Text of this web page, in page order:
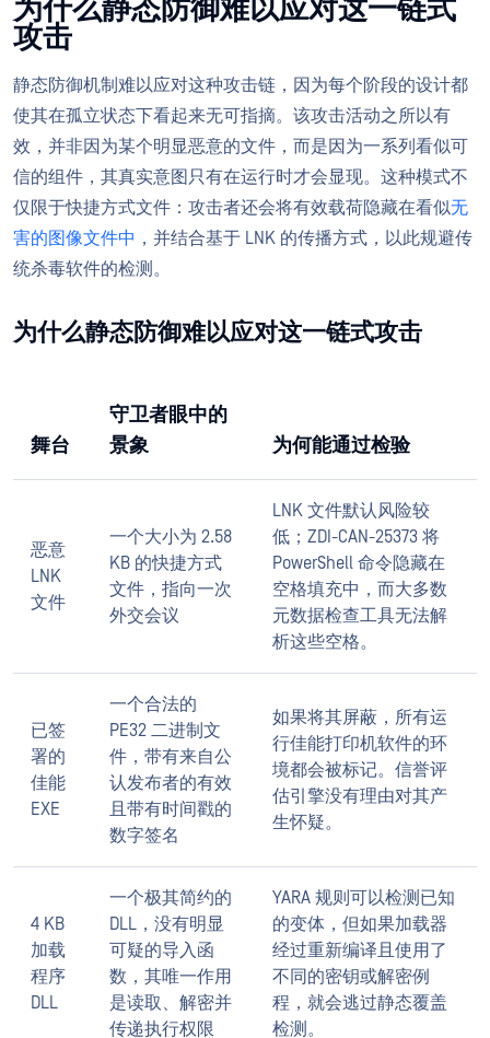
为什么静态防御难以应对这一链式
攻击
静态防御机制难以应对这种攻击链，因为每个阶段的设计都
使其在孤立状态下看起来无可指摘。该攻击活动之所以有
效，并非因为某个明显恶意的文件，而是因为一系列看似可
信的组件，其真实意图只有在运行时才会显现。这种模式不
仅限于快捷方式文件：攻击者还会将有效载荷隐藏在看似无
害的图像文件中 ，并结合基于 LNK 的传播方式，以此规避传
统杀毒软件的检测。
为什么静态防御难以应对这一链式攻击
舞台
守卫者眼中的
景象
为何能通过检验
恶意
LNK
文件
一个大小为 2.58
KB 的快捷方式
文件，指向一次
外交会议
LNK 文件默认风险较
低；ZDI-CAN-25373 将
PowerShell 命令隐藏在
空格填充中，而大多数
元数据检查工具无法解
析这些空格。
已签
署的
佳能
EXE
一个合法的
PE32 二进制文
件，带有来自公
认发布者的有效
且带有时间戳的
数字签名
如果将其屏蔽，所有运
行佳能打印机软件的环
境都会被标记。信誉评
估引擎没有理由对其产
生怀疑。
4 KB
加载
程序
DLL
一个极其简约的
DLL，没有明显
可疑的导入函
数，其唯一作用
是读取、解密并
传递执行权限
YARA 规则可以检测已知
的变体，但如果加载器
经过重新编译且使用了
不同的密钥或解密例
程，就会逃过静态覆盖
检测。